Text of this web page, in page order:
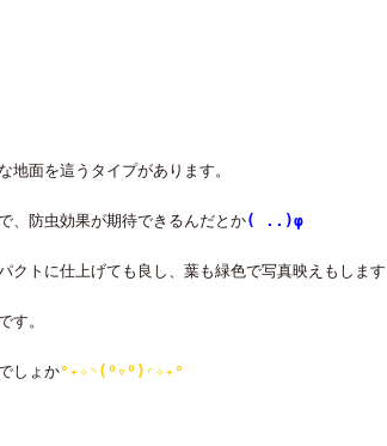
面を這うタイプがあります。
、防虫効果が期待できるんだとか( ..)φ
クトに仕上げても良し、葉も緑色で写真映えもします
す。
しょか°˖✧◝(⁰▿⁰)◜✧˖°